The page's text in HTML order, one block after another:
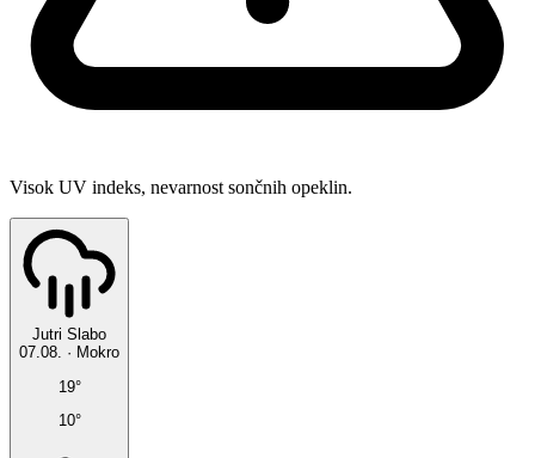
Visok UV indeks, nevarnost sončnih opeklin.
Jutri Slabo
07.08. · Mokro
19°
10°